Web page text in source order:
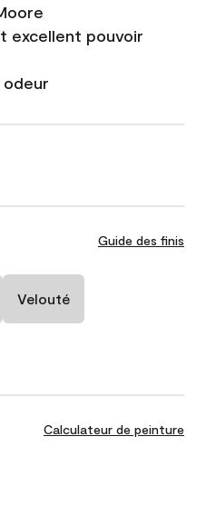
excellent pouvoir
odeur
Guide des finis
Velouté
Calculateur de peinture